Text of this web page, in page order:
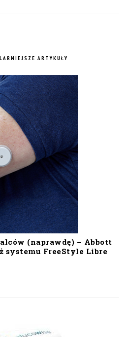
ARTYKUŁY
(naprawdę) – Abbott
systemu FreeStyle Libre